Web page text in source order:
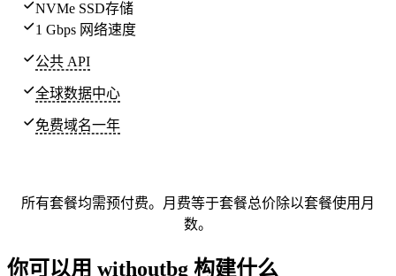
NVMe SSD存储
1 Gbps 网络速度
公共 API
全球数据中心
免费域名一年
所有套餐均需预付费。月费等于套餐总价除以套餐使用月
数。
你可以用 withoutbg 构建什么